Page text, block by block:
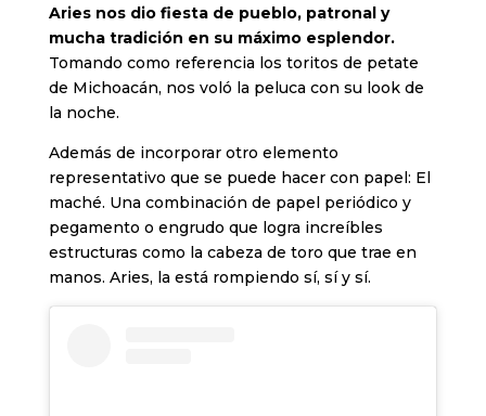
Aries nos dio fiesta de pueblo, patronal y
mucha tradición en su máximo esplendor.
Tomando como referencia los toritos de petate
de Michoacán, nos voló la peluca con su look de
la noche.
Además de incorporar otro elemento
representativo que se puede hacer con papel: El
maché. Una combinación de papel periódico y
pegamento o engrudo que logra increíbles
estructuras como la cabeza de toro que trae en
manos. Aries, la está rompiendo sí, sí y sí.